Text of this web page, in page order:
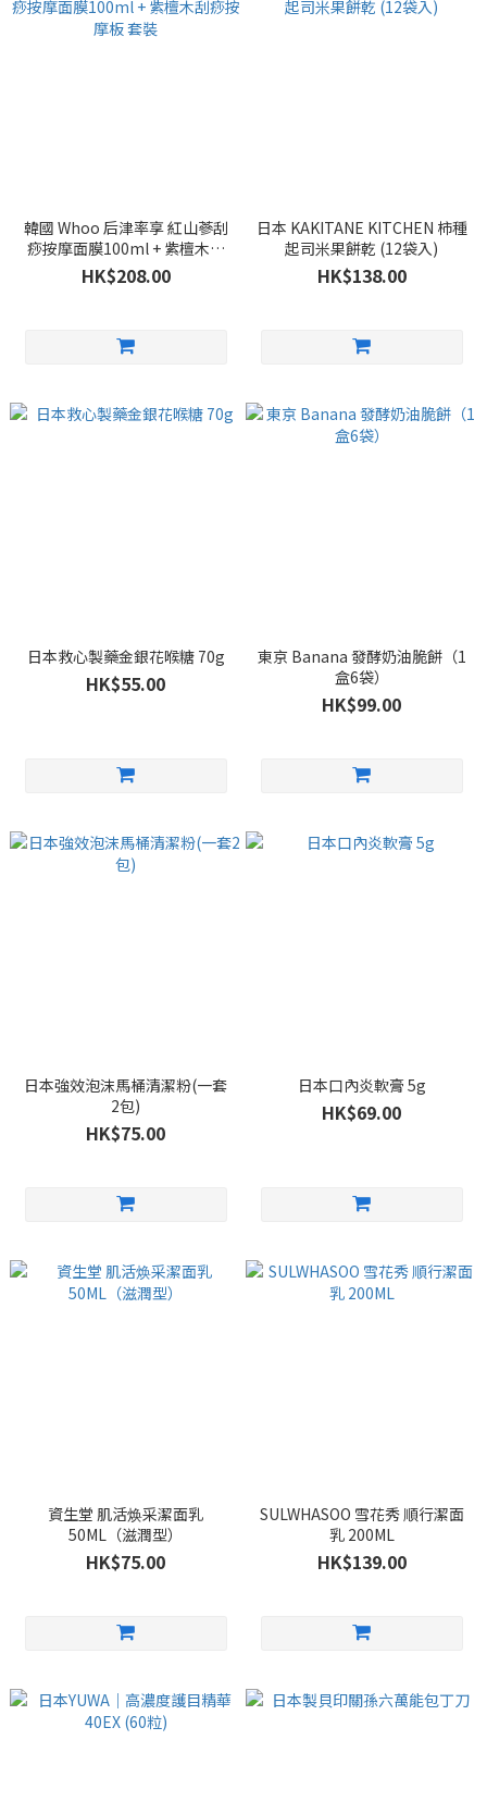
韓國 Whoo 后津率享 紅山蔘刮
痧按摩面膜100ml + 紫檀木刮
痧按摩板 套裝
HK$208.00
日本 KAKITANE KITCHEN 柿種
起司米果餅乾 (12袋入)
HK$138.00
日本救心製藥金銀花喉糖 70g
HK$55.00
東京 Banana 發酵奶油脆餅（1
盒6袋）
HK$99.00
日本強效泡沫馬桶清潔粉(一套
2包)
HK$75.00
日本口內炎軟膏 5g
HK$69.00
資生堂 肌活焕采潔面乳
50ML（滋潤型）
HK$75.00
SULWHASOO 雪花秀 順行潔面
乳 200ML
HK$139.00